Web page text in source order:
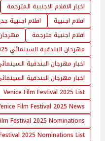
اخبار الافلام الاجنبية المترجمة
افلام اجنبية
افلام اجنبية
افلام اجنبية مترجمة
مهرجان البندقية السينمائي 2025
اخبار مهرجان البندقية
اخبار مهرجان البندقية السينمائي
Venice Film Festival 2025 List
Film Festival 2025 News
Festival 2025 Nominations
2025 Nominations List